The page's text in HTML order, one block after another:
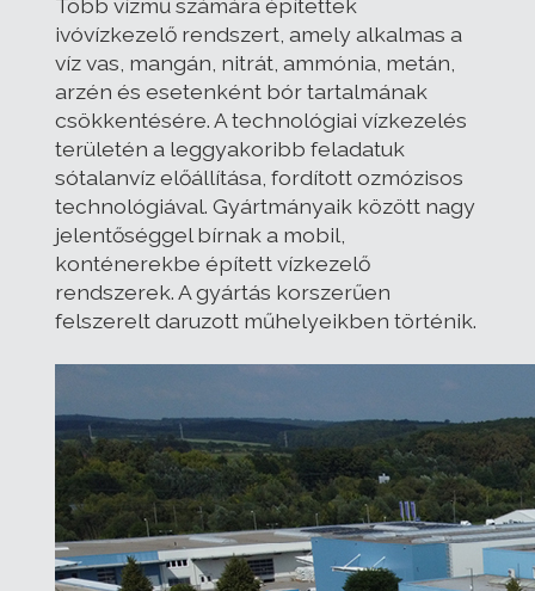
Több vízmű számára építettek
ivóvízkezelő rendszert, amely alkalmas a
víz vas, mangán, nitrát, ammónia, metán,
arzén és esetenként bór tartalmának
csökkentésére. A technológiai vízkezelés
területén a leggyakoribb feladatuk
sótalanvíz előállítása, fordított ozmózisos
technológiával. Gyártmányaik között nagy
jelentőséggel bírnak a mobil,
konténerekbe épített vízkezelő
rendszerek. A gyártás korszerűen
felszerelt daruzott műhelyeikben történik.